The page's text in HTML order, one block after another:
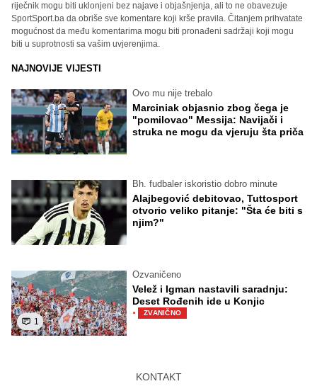
riječnik mogu biti uklonjeni bez najave i objašnjenja, ali to ne obavezuje
SportSport.ba da obriše sve komentare koji krše pravila. Čitanjem prihvatate
mogućnost da među komentarima mogu biti pronađeni sadržaji koji mogu
biti u suprotnosti sa vašim uvjerenjima.
NAJNOVIJE VIJESTI
Ovo mu nije trebalo
Marciniak objasnio zbog čega je
"pomilovao" Messija: Navijači i
struka ne mogu da vjeruju šta priča
Bh. fudbaler iskoristio dobro minute
Alajbegović debitovao, Tuttosport
otvorio veliko pitanje: "Šta će biti s
njim?"
1
Ozvaničeno
Velež i Igman nastavili saradnju:
Deset Rođenih ide u Konjic
· ZVANIČNO
KONTAKT